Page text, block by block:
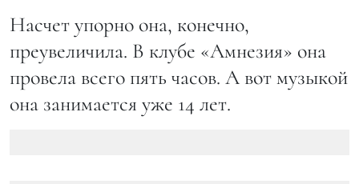
Насчет упорно она, конечно,
преувеличила. В клубе «Амнезия» она
провела всего пять часов. А вот музыкой
она занимается уже 14 лет.